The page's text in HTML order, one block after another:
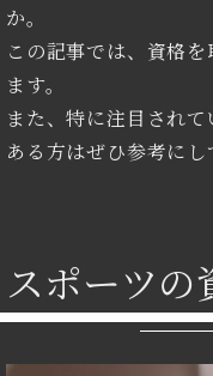
か。
この記事では、資格
ます。
また、特に注目され
ある方はぜひ参考にし
スポーツ